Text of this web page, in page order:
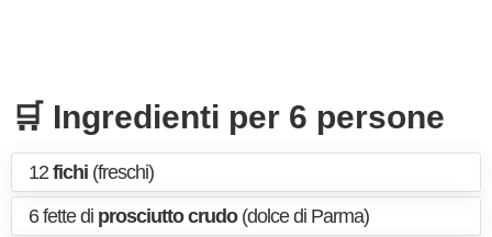
🛒 Ingredienti per 6 persone
12 fichi (freschi)
6 fette di prosciutto crudo(dolce di Parma)